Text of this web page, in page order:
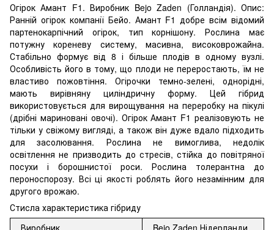
Огірок Амант F1. Виробник Bejo Zaden (Голландія). Опис:
Ранній огірок компанії Бейо. Амант F1 добре всім відомий
партенокарпічний огірок, тип корнішону. Рослина має
потужну кореневу систему, масивна, високоврожайна.
Стабільно формує від 8 і більше плодів в одному вузлі.
Особливість його в тому, що плоди не переростають, їм не
властиво пожовтіння. Огірочки темно-зелені, однорідні,
мають вирівняну циліндричну форму. Цей гібрид
використовується для вирощування на переробку на пікулі
(дрібні мариновані овочі). Огірок Амант F1 реалізовують не
тільки у свіжому вигляді, а також він дуже вдало підходить
для засолювання. Рослина не вимоглива, недолік
освітлення не призводить до стресів, стійка до повітряної
посухи і борошнистої роси. Рослина толерантна до
пероноспорозу. Всі ці якості роблять його незамінним для
другого врожаю.
Стисла характеристика гібриду
Виробник
Bejo Zaden Нідерланди